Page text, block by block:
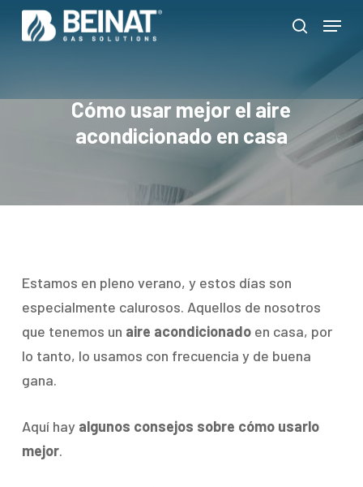
Skip
search
Menu
Cómo usar mejor el aire
acondicionado en casa
Estamos en pleno verano, y estos días son
especialmente calurosos. Aquellos de nosotros
que tenemos un aire acondicionadoen casa, por
lo tanto, lo usamos con frecuencia y de buena
gana.
Aquí hay algunos consejos sobre cómo usarlo
mejor.
Menu